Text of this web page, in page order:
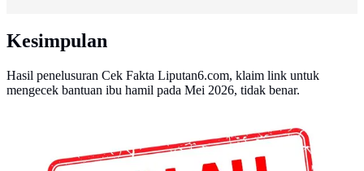
Kesimpulan
Hasil penelusuran Cek Fakta Liputan6.com, klaim link untuk
mengecek bantuan ibu hamil pada Mei 2026, tidak benar.